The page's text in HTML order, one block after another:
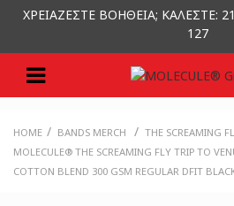
ΧΡΕΙΑΖΕΣΤΕ ΒΟΗΘΕΙΑ; ΚΑΛΕΣΤΕ:
127
HOME / BANDS MERCH / THE SCREAMING
MOLECULE® THE SCREAMING FLY TRIP TO
COTTON BLEND 300 GSM REGULAR DFIT